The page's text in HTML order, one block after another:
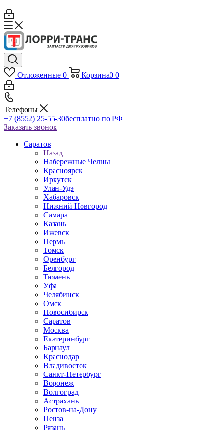
Отложенные 0 Корзина0 0
Телефоны
+7 (8552) 25-55-30бесплатно по РФ
Заказать звонок
Саратов
Назад
Набережные Челны
Красноярск
Иркутск
Улан-Удэ
Хабаровск
Нижний Новгород
Самара
Казань
Ижевск
Пермь
Томск
Оренбург
Белгород
Тюмень
Уфа
Челябинск
Омск
Новосибирск
Саратов
Москва
Екатеринбург
Барнаул
Краснодар
Владивосток
Санкт-Петербург
Воронеж
Волгоград
Астрахань
Ростов-на-Дону
Пенза
Рязань